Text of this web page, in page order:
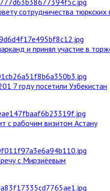
сотрудничества тюркских
и принял участие в
7 году посетили Узбекистан
с рабочим визитом Астану
с Мирзиёевым